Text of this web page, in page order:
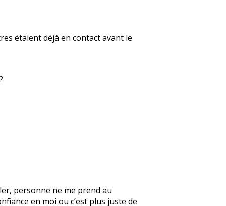
étaient déjà en contact avant le
personne ne me prend au
en moi ou c’est plus juste de